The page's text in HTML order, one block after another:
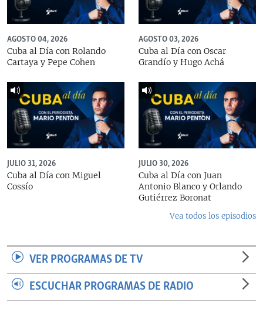
AGOSTO 04, 2026
Cuba al Día con Rolando
Cartaya y Pepe Cohen
AGOSTO 03, 2026
Cuba al Día con Oscar
Grandío y Hugo Achá
JULIO 31, 2026
Cuba al Día con Miguel
Cossío
JULIO 30, 2026
Cuba al Día con Juan
Antonio Blanco y Orlando
Gutiérrez Boronat
Vea todos los episodios
VER PROGRAMAS DE TV
ESCUCHAR PROGRAMAS DE RADIO